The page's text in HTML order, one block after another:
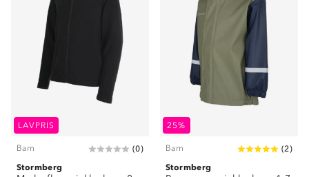
LAVPRIS
Barn (0)
Stormberg
25%
Barn (2)
Stormberg